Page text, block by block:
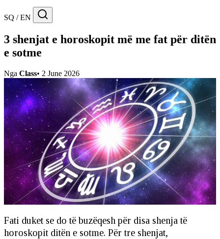
SQ / EN
3 shenjat e horoskopit më me fat për ditën
e sotme
Nga Class• 2 June 2026
Fati duket se do të buzëqesh për disa shenja të
horoskopit ditën e sotme. Për tre shenjat,